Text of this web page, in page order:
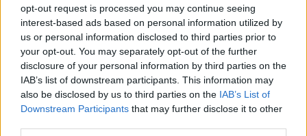
opt-out request is processed you may continue seeing
interest-based ads based on personal information utilized by
us or personal information disclosed to third parties prior to
your opt-out. You may separately opt-out of the further
disclosure of your personal information by third parties on the
IAB’s list of downstream participants. This information may
also be disclosed by us to third parties on the IAB’s List of
Downstream Participants that may further disclose it to other